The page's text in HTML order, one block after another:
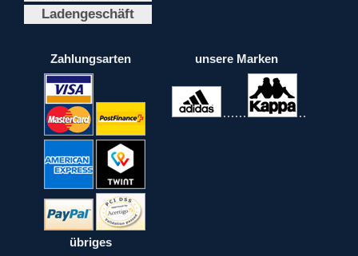
Ladengeschäft
Zahlungsarten unsere Marken
übriges